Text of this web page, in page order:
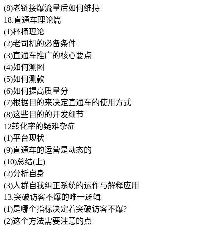
(8)老链接爆流量后如何维持
18.直通车理论篇
(1)杯桶理论
(2)老司机的必备条件
(3)直通车推广的核心要点
(4)如何测图
(5)如何测款
(6)如何提高质量分
(7)根据目的来决定直通车的使用方式
(8)这些目的的开发细节
12转化率的疑难杂症
(1)平台现状
(9)直通车的运营是动态的
(10)总结(上)
(2)分析自身
(3)人群自我纠正系统的运作与解释应用
13.突破访客不爆的唯一逻辑
(1)是哪个指标决定着突破访客不爆?
(2)这个方法需要注意的点